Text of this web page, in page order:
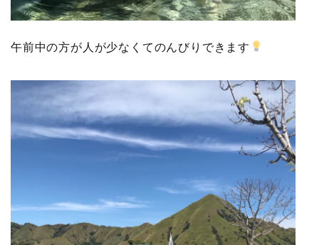
午前中の方が人が少なくてのんびりできます